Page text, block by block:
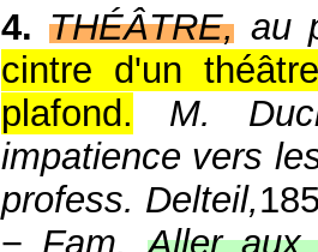
4. THÉÂTRE, au
cintre d'un
plafond.
M.
impatience vers
profess. Delteil,
− Fam. Aller aux